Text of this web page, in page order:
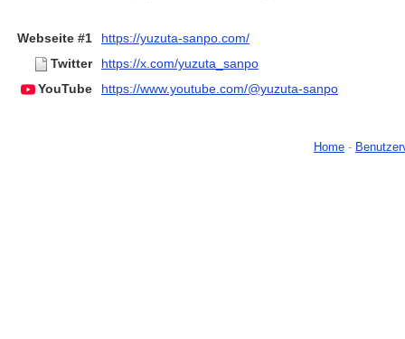
Webseite #1
https://yuzuta-sanpo.com/
Twitter
https://x.com/yuzuta_sanpo
YouTube
https://www.youtube.com/@yuzuta-sanpo
Home -